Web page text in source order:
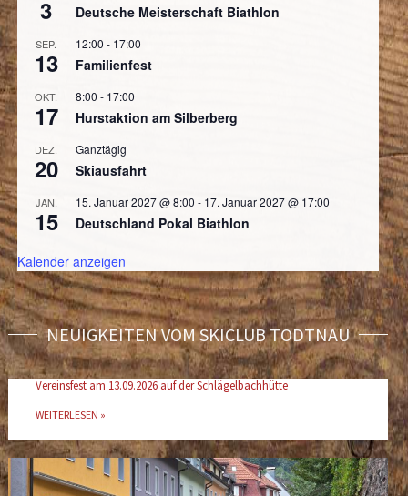
3 Deutsche Meisterschaft Biathlon
SEP.
13
12:00 - 17:00
Familienfest
OKT.
17
8:00 - 17:00
Hurstaktion am Silberberg
DEZ.
20
Ganztägig
Skiausfahrt
JAN.
15
15. Januar 2027 @ 8:00 - 17. Januar 2027 @ 17:00
Deutschland Pokal Biathlon
Kalender anzeigen
NEUIGKEITEN VOM SKICLUB TODTNAU
Vereinsfest am 13.09.2026 auf der Schlägelbachhütte
WEITERLESEN »